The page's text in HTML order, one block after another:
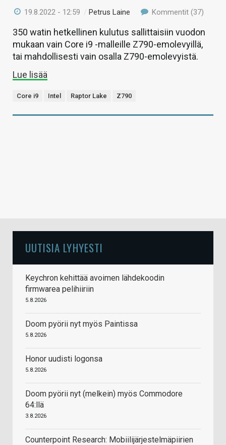
19.8.2022 - 12:59 /Petrus Laine Kommentit (37)
350 watin hetkellinen kulutus sallittaisiin vuodon
mukaan vain Core i9 -malleille Z790-emolevyillä,
tai mahdollisesti vain osalla Z790-emolevyistä.
Lue lisää
Core i9 Intel Raptor Lake Z790
UUTISIA LYHYESTI
Keychron kehittää avoimen lähdekoodin
firmwarea pelihiiriin
5.8.2026
Doom pyörii nyt myös Paintissa
5.8.2026
Honor uudisti logonsa
5.8.2026
Doom pyörii nyt (melkein) myös Commodore
64:llä
3.8.2026
Counterpoint Research: Mobiilijärjestelmäpiirien